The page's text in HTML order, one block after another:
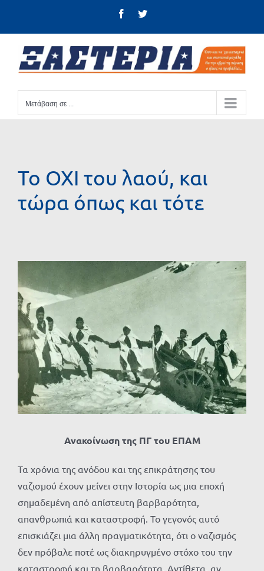
FacebookTwitter
Μετάβαση σε ...
Το ΟΧΙ του λαού, και
τώρα όπως και τότε
μεγαλύτερης
εικόνας
Ανακοίνωση της ΠΓ του ΕΠΑΜ
Τα χρόνια της ανόδου και της επικράτησης του
ναζισμού έχουν μείνει στην Ιστορία ως μια εποχή
σημαδεμένη από απίστευτη βαρβαρότητα,
απανθρωπιά και καταστροφή. Το γεγονός αυτό
επισκιάζει μια άλλη πραγματικότητα, ότι ο ναζισμός
δεν πρόβαλε ποτέ ως διακηρυγμένο στόχο του την
καταστροφή και τη βαρβαρότητα. Αντίθετα, αν